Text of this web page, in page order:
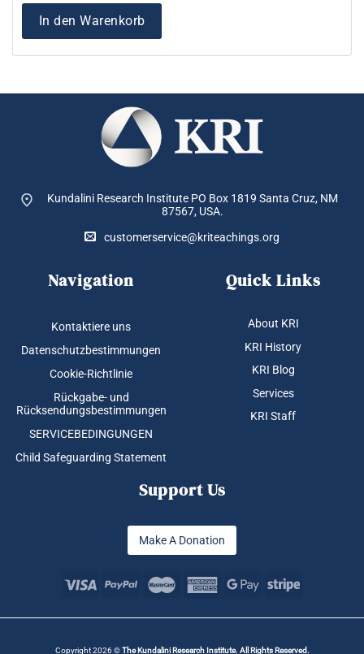
In den Warenkorb
Kundalini Research Institute PO Box 1819 Santa Cruz, NM
87567, USA.
customerservice@kriteachings.org
Navigation
Kontaktiere uns
Datenschutzbestimmungen
Cookie-Richtlinie
Rückgabe- und
Rücksendungsbestimmungen
SERVICEBEDINGUNGEN
Child Safeguarding Statement
Quick Links
About KRI
KRI History
KRI Blog
Services
KRI Staff
Support Us
Make A Donation
Copyright 2026 ©The Kundalini Research Institute. All Rights Reserved.